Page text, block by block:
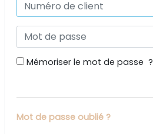
Mémoriser le mot de passe ?
Mot de passe oublié ?